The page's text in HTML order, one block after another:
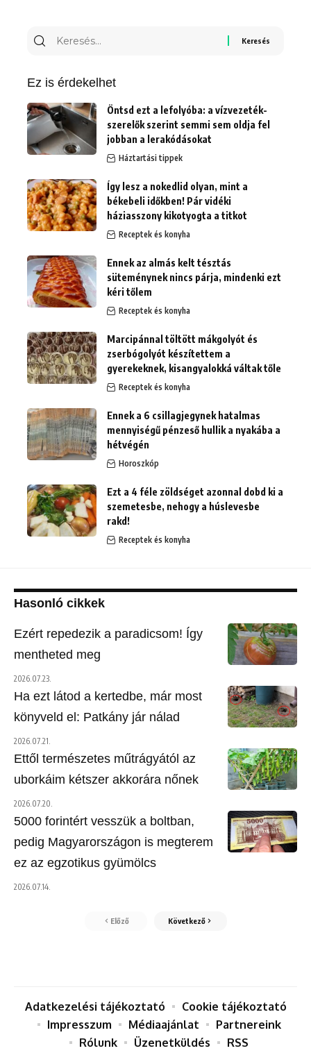
Keresés
Ez is érdekelhet
Öntsd ezt a lefolyóba: a vízvezeték-
szerelők szerint semmi sem oldja fel
jobban a lerakódásokat
Háztartási tippek
Így lesz a nokedlid olyan, mint a
békebeli időkben! Pár vidéki
háziasszony kikotyogta a titkot
Receptek és konyha
Ennek az almás kelt tésztás
süteménynek nincs párja, mindenki ezt
kéri tőlem
Receptek és konyha
Marcipánnal töltött mákgolyót és
zserbógolyót készítettem a
gyerekeknek, kisangyalokká váltak tőle
Receptek és konyha
Ennek a 6 csillagjegynek hatalmas
mennyiségű pénzeső hullik a nyakába a
hétvégén
Horoszkóp
Ezt a 4 féle zöldséget azonnal dobd ki a
szemetesbe, nehogy a húslevesbe
rakd!
Receptek és konyha
Hasonló cikkek
Ezért repedezik a paradicsom! Így
mentheted meg
2026.07.23.
Ha ezt látod a kertedbe, már most
könyveld el: Patkány jár nálad
2026.07.21.
Ettől természetes műtrágyától az
uborkáim kétszer akkorára nőnek
2026.07.20.
5000 forintért vesszük a boltban,
pedig Magyarországon is megterem
ez az egzotikus gyümölcs
2026.07.14.
Előző Következő
Adatkezelési tájékoztató
Cookie tájékoztató
Impresszum
Médiaajánlat
Partnereink
Rólunk
Üzenetküldés RSS